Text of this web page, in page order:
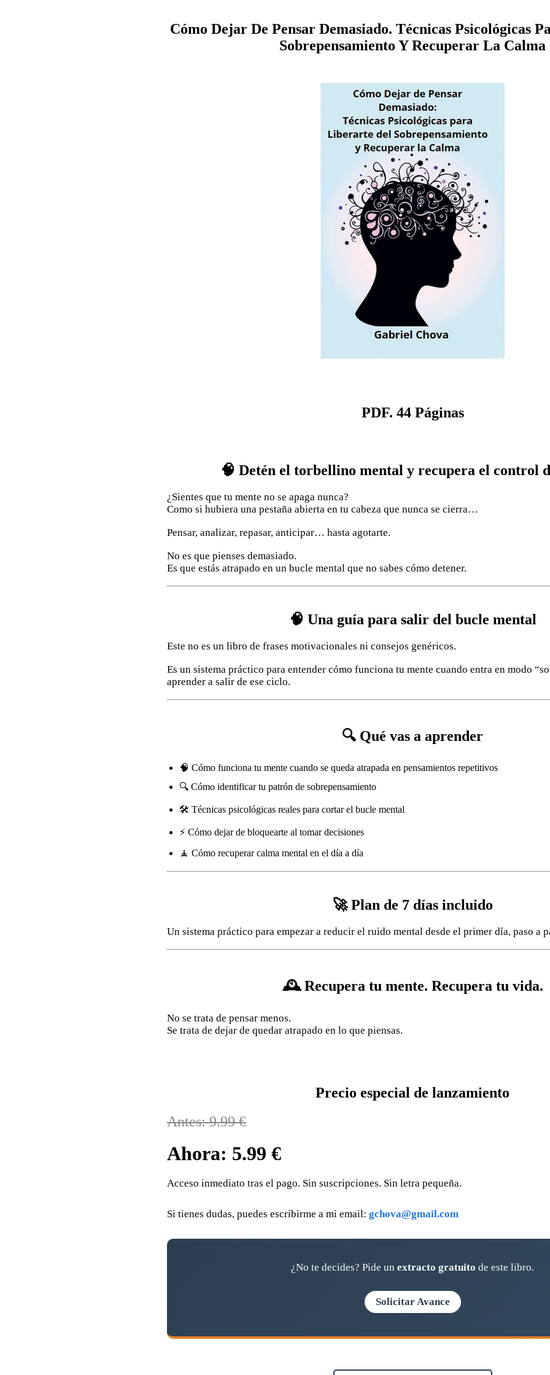
Cómo Dejar De Pensar Demasiado. Técnicas Psicológicas
Sobrepensamiento Y Recuperar La Calma
PDF. 44 Páginas
🧠 Detén el torbellino mental y recupera el control
¿Sientes que tu mente no se apaga nunca?
Como si hubiera una pestaña abierta en tu cabeza que nunca se cierra…
Pensar, analizar, repasar, anticipar… hasta agotarte.
No es que pienses demasiado.
Es que estás atrapado en un bucle mental que no sabes cómo detener.
🧠 Una guía para salir del bucle mental
Este no es un libro de frases motivacionales ni consejos genéricos.
Es un sistema práctico para entender cómo funciona tu mente cuando entra en modo
aprender a salir de ese ciclo.
🔍 Qué vas a aprender
🧠 Cómo funciona tu mente cuando se queda atrapada en pensamientos repetitivos
🔍 Cómo identificar tu patrón de sobrepensamiento
🛠️ Técnicas psicológicas reales para cortar el bucle mental
⚡ Cómo dejar de bloquearte al tomar decisiones
🧘 Cómo recuperar calma mental en el día a día
🚀 Plan de 7 días incluido
Un sistema práctico para empezar a reducir el ruido mental desde el primer día, paso a
🕰️ Recupera tu mente. Recupera tu vida.
No se trata de pensar menos.
Se trata de dejar de quedar atrapado en lo que piensas.
Precio especial de lanzamiento
Antes: 9.99 €
Ahora: 5.99 €
Acceso inmediato tras el pago. Sin suscripciones. Sin letra pequeña.
Si tienes dudas, puedes escribirme a mi email: gchova@gmail.com
¿No te decides? Pide un extracto gratuito de este libro.
Solicitar Avance